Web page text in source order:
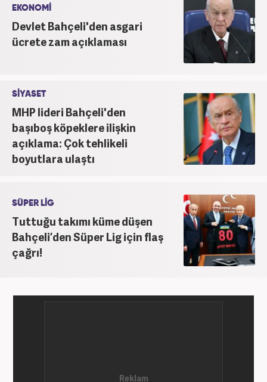
EKONOMİ
Devlet Bahçeli'den asgari
ücrete zam açıklaması
SİYASET
MHP lideri Bahçeli'den
başıboş köpeklere ilişkin
açıklama: Çok tehlikeli
boyutlara ulaştı
SÜPER LİG
Tuttuğu takımı küme düşen
Bahçeli’den Süper Lig için flaş
çağrı!